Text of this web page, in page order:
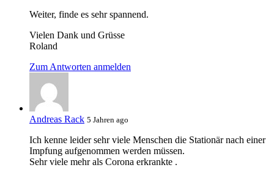
Weiter, finde es sehr spannend.
Vielen Dank und Grüsse
Roland
Zum Antworten anmelden
Andreas Rack 5 Jahren ago
Ich kenne leider sehr viele Menschen die Stationär nach einer
Impfung aufgenommen werden müssen.
Sehr viele mehr als Corona erkrankte .